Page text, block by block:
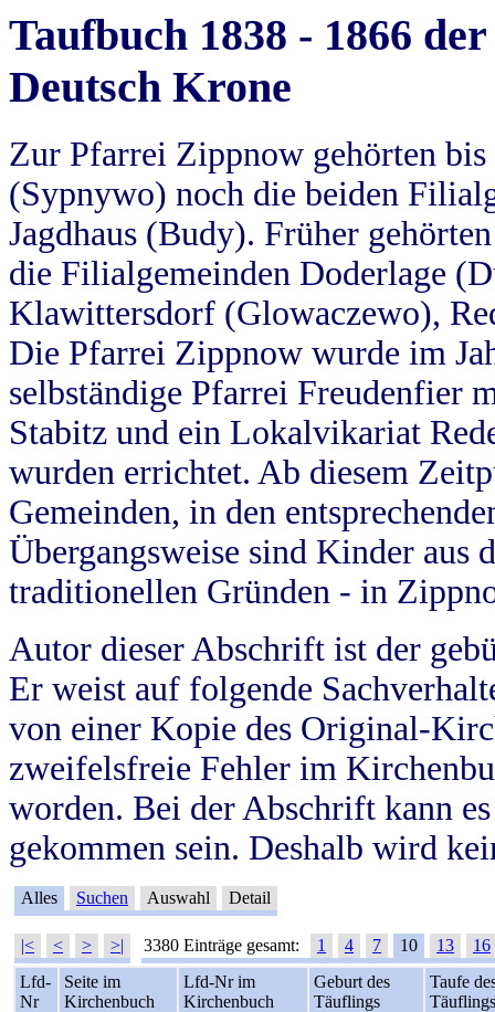
Taufbuch 1838 - 1866
Deutsch Krone
Zur Pfarrei Zippnow gehörten
(Sypnywo) noch die beiden
Jagdhaus (Budy). Früher
die Filialgemeinden Doderlage
Klawittersdorf (Glowaczewo),
Die Pfarrei Zippnow wurde im
selbständige Pfarrei Freudenfier
Stabitz und ein Lokalvikariat
wurden errichtet. Ab diesem
Gemeinden, in den
Übergangsweise sind Kinder aus
traditionellen Gründen - in
Autor dieser Abschrift ist der
Er weist auf folgende
von einer Kopie des Original-
zweifelsfreie Fehler im
worden. Bei der Abschrift kann
gekommen sein. Deshalb wird
Alles Suchen Auswahl Detail
|< < > >| 3380 Einträge gesamt: 1 4 7 10 13
16
Lfd-
Nr
Seite im
Kirchenbuch
Lfd-Nr im
Kirchenbuch
Geburt des
Täuflings
Taufe
Täuflings